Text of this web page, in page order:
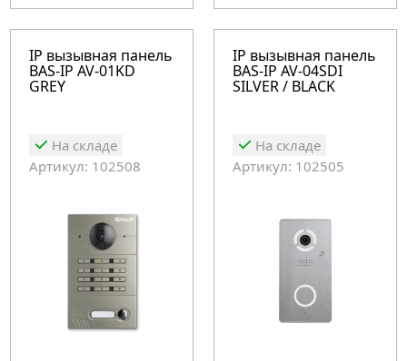
IP вызывная панель
BAS-IP AV-01KD
GREY
На складе
Артикул: 102508
IP вызывная панель
BAS-IP AV-04SDI
SILVER / BLACK
На складе
Артикул: 102505